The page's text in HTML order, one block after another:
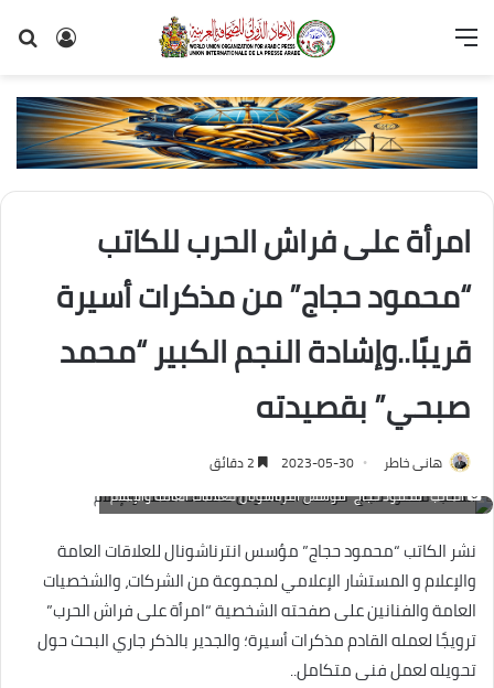
تسجيل
القائمة
امرأة على فراش الحرب للكاتب
“محمود حجاج” من مذكرات أسيرة
قريبًا..وإشادة النجم الكبير “محمد
صبحي” بقصيدته
هانى خاطر 2023-05-30
الكاتب "محمود حجاج" مؤسس انترناشونال للعلاقات العامة والإعلام
نشر الكاتب “محمود حجاج” مؤسس انترناشونال للعلاقات العامة
والإعلام و المستشار الإعلامي لمجموعة من الشركات، والشخصيات
العامة والفنانين على صفحته الشخصية “امرأة على فراش الحرب”
ترويجًا لعمله القادم مذكرات أسيرة؛ والجدير بالذكر جاري البحث حول
تحويله لعمل فنى متكامل..